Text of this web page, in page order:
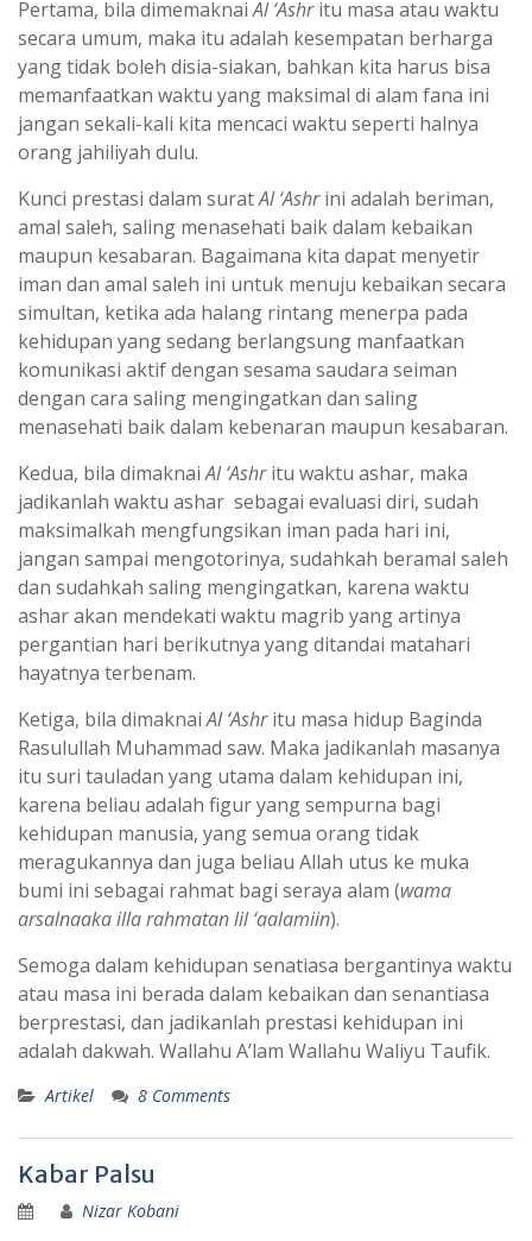
Pertama, bila dimemaknaiAl ‘Ashritu masa atau waktu
secara umum, maka itu adalah kesempatan berharga
yang tidak boleh disia-siakan, bahkan kita harus bisa
memanfaatkan waktu yang maksimal di alam fana ini
jangan sekali-kali kita mencaci waktu seperti halnya
orang jahiliyah dulu.
Kunci prestasi dalam suratAl ‘Ashrini adalah beriman,
amal saleh, saling menasehati baik dalam kebaikan
maupun kesabaran. Bagaimana kita dapat menyetir
iman dan amal saleh ini untuk menuju kebaikan secara
simultan, ketika ada halang rintang menerpa pada
kehidupan yang sedang berlangsung manfaatkan
komunikasi aktif dengan sesama saudara seiman
dengan cara saling mengingatkan dan saling
menasehati baik dalam kebenaran maupun kesabaran.
Kedua, bila dimaknaiAl ‘Ashritu waktu ashar, maka
jadikanlah waktu ashar sebagai evaluasi diri, sudah
maksimalkah mengfungsikan iman pada hari ini,
jangan sampai mengotorinya, sudahkah beramal saleh
dan sudahkah saling mengingatkan, karena waktu
ashar akan mendekati waktu magrib yang artinya
pergantian hari berikutnya yang ditandai matahari
hayatnya terbenam.
Ketiga, bila dimaknaiAl ‘Ashritu masa hidup Baginda
Rasulullah Muhammad saw. Maka jadikanlah masanya
itu suri tauladan yang utama dalam kehidupan ini,
karena beliau adalah figur yang sempurna bagi
kehidupan manusia, yang semua orang tidak
meragukannya dan juga beliau Allah utus ke muka
bumi ini sebagai rahmat bagi seraya alam (wama
arsalnaaka illa rahmatan lil ‘aalamiin).
Semoga dalam kehidupan senatiasa bergantinya waktu
atau masa ini berada dalam kebaikan dan senantiasa
berprestasi, dan jadikanlah prestasi kehidupan ini
adalah dakwah. Wallahu A’lam Wallahu Waliyu Taufik.
Artikel 8 Comments
Kabar Palsu
Nizar Kobani